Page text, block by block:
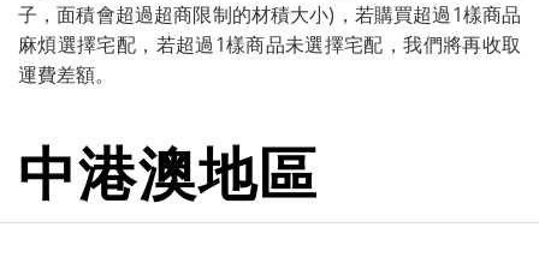
子，面積會超過超商限制的材積大小)，若購買超過1樣商品
麻煩選擇宅配，若超過1樣商品未選擇宅配，我們將再收取
運費差額。
中港澳地區